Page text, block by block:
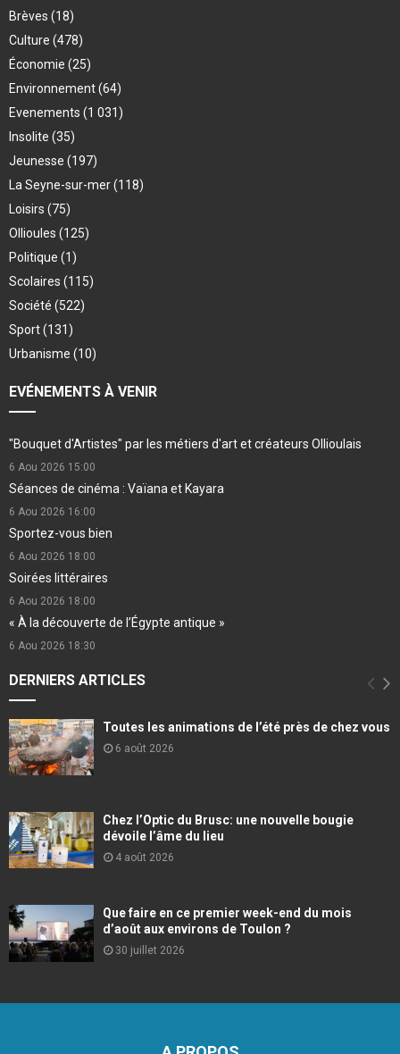
Brèves (18)
Culture (478)
Économie (25)
Environnement(64)
Evenements (1 031)
Insolite (35)
Jeunesse (197)
La Seyne-sur-mer(118)
Loisirs (75)
Ollioules (125)
Politique (1)
Scolaires (115)
Société (522)
Sport(131)
Urbanisme (10)
EVÉNEMENTS À VENIR
"Bouquet d'Artistes" par les métiers d'art et créateurs Ollioulais
6 Aou 2026 15:00
Séances de cinéma : Vaïana et Kayara
6 Aou 2026 16:00
Sportez-vous bien
6 Aou 2026 18:00
Soirées littéraires
6 Aou 2026 18:00
« À la découverte de l’Égypte antique »
6 Aou 2026 18:30
DERNIERS ARTICLES
Toutes les animations de l’été près de chez vous
6 août 2026
Chez l’Optic du Brusc: une nouvelle bougie
dévoile l’âme du lieu
4 août 2026
Que faire en ce premier week-end du mois
d’août aux environs de Toulon ?
30 juillet 2026